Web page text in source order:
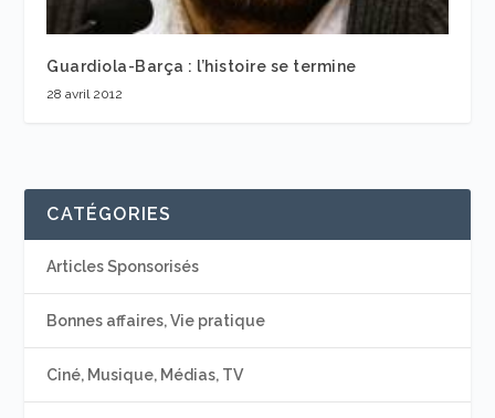
Guardiola-Barça : l’histoire se termine
28 avril 2012
CATÉGORIES
Articles Sponsorisés
Bonnes affaires, Vie pratique
Ciné, Musique, Médias, TV